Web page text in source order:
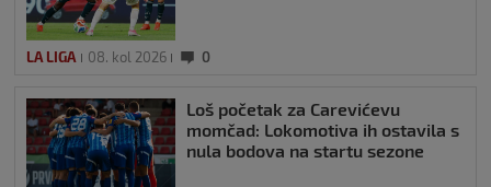
LA LIGA 08. kol 2026 0
Loš početak za Carevićevu
momčad: Lokomotiva ih ostavila s
nula bodova na startu sezone